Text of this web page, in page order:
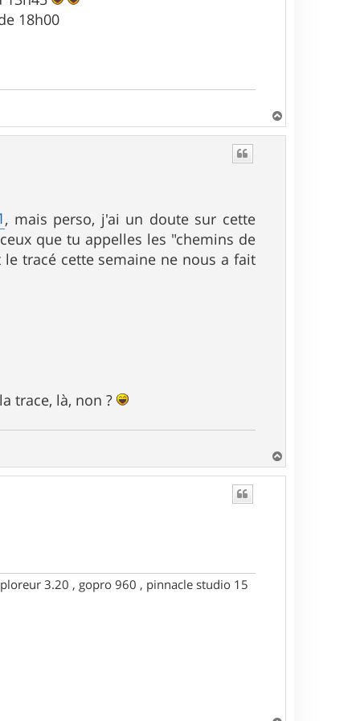
18h00
a
, mais perso, j'ai un doute sur cette
que tu appelles les "chemins de
tracé cette semaine ne nous a fait
trace, là, non ?
a
3.20 , gopro 960 , pinnacle studio 15